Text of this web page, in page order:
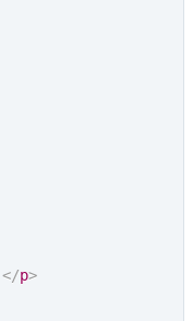
</p>